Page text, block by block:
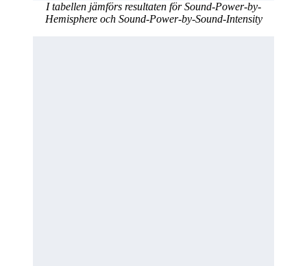
I tabellen jämförs resultaten för Sound-Power-by-
Hemisphere och Sound-Power-by-Sound-Intensity